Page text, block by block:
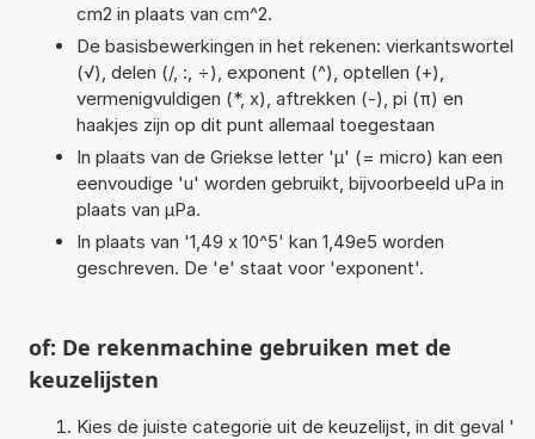
cm2 in plaats van cm^2.
De basisbewerkingen in het rekenen: vierkantswortel
(√), delen (/, :, ÷), exponent (^), optellen (+),
vermenigvuldigen (*, x), aftrekken (-), pi (π) en
haakjes zijn op dit punt allemaal toegestaan
In plaats van de Griekse letter 'µ' (= micro) kan een
eenvoudige 'u' worden gebruikt, bijvoorbeeld uPa in
plaats van µPa.
In plaats van '1,49 x 10^5' kan 1,49e5 worden
geschreven. De 'e' staat voor 'exponent'.
of: De rekenmachine gebruiken met de
keuzelijsten
Kies de juiste categorie uit de keuzelijst, in dit geval '